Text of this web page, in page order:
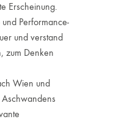
Erscheinung.
Performance-
und verstand
zum Denken
Wien und